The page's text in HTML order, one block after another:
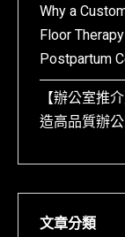
Why a
Floor
Postpartum
【辦公室推
造高品質辦
文章分類